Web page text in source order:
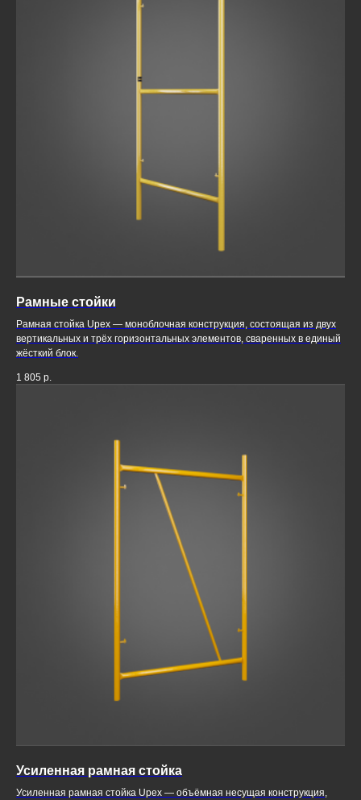
Рамные стойки
Рамная стойка Upex — моноблочная конструкция, состоящая из двух
вертикальных и трёх горизонтальных элементов, сваренных в единый
жёсткий блок.
1 805 р.
Усиленная рамная стойка
Усиленная рамная стойка Upex — объёмная несущая конструкция,